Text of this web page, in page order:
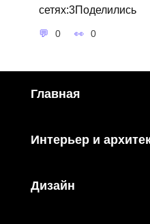
сетях:3Поделились
0 0
Главная
Интерьер и
Дизайн